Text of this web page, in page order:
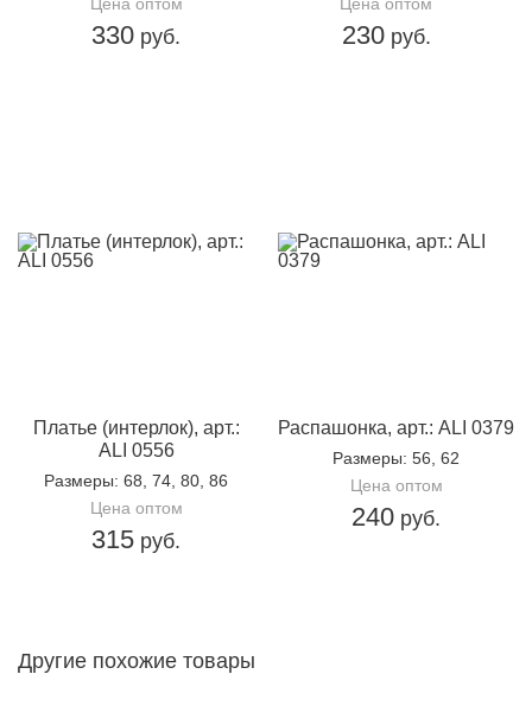
330 руб. 230руб.
Платье (интерлок), арт.:
ALI 0556
Размеры: 68, 74, 80, 86
Цена оптом
315 руб.
Распашонка, арт.: ALI 0379
Размеры: 56, 62
Цена оптом
240 руб.
Другие похожие товары